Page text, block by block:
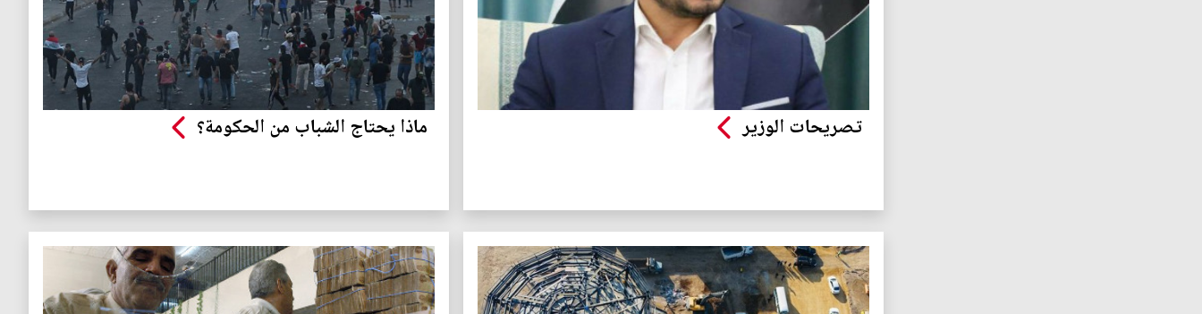
تصريحات الوزير ماذا يحتاج الشباب من الحكومة؟